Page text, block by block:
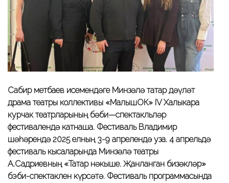
Сабир Өметбаев исемендәге Минзәлә татар дәүләт
драма театры коллективы «МалышОК» IV Халыкара
курчак театрларының бәби—спектакльләр
фестивалендә катнаша. Фестиваль Владимир
шәһәрендә 2025 елның 3-9 апрелендә уза. 4 апрельдә
фестиваль кысаларында Минзәлә театры
А.Садриевның «Татар нәкыше. Җанланган бизәкләр»
бэби-спектаклен күрсәтә. Фестиваль программасында